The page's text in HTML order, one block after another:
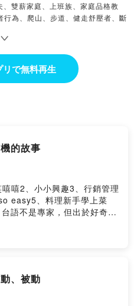
雙薪家庭、上班族、家庭品格教
為、爬山、步道、健走舒壓者、斷
mouse，發音有誤，
が好きな国：日本、Austria,
パラオへの旅行が大好きで、オ
からこのポッドキャストを作成し
で無料再生
的故事
嘻2、小小興趣3、行銷管理
easy5、料理新手學上菜
語不是專家，但出於好奇，
學、行銷學、爬山、步
Austria, Czech Republic,
旅行が大好きで、オウムを
日本、美学に感謝します
、被動